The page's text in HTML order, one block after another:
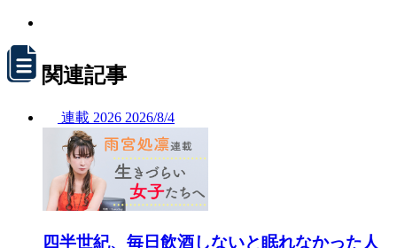
関連記事
連載 2026 2026/8/4
四半世紀、毎日飲酒しないと眠れなかった人